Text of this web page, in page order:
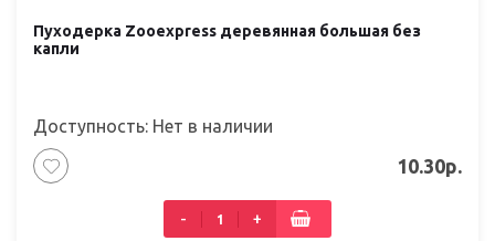
Пуходерка Zooexpress деревянная большая без
капли
Доступность: Нет в наличии
10.30р.
- +